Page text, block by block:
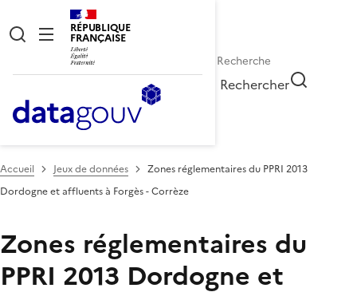
RÉPUBLIQUE
FRANÇAISE
Rechercher
Accueil Jeux de données
Zones réglementaires du PPRI 2013
Dordogne et affluents à Forgès - Corrèze
Zones réglementaires du
PPRI 2013 Dordogne et